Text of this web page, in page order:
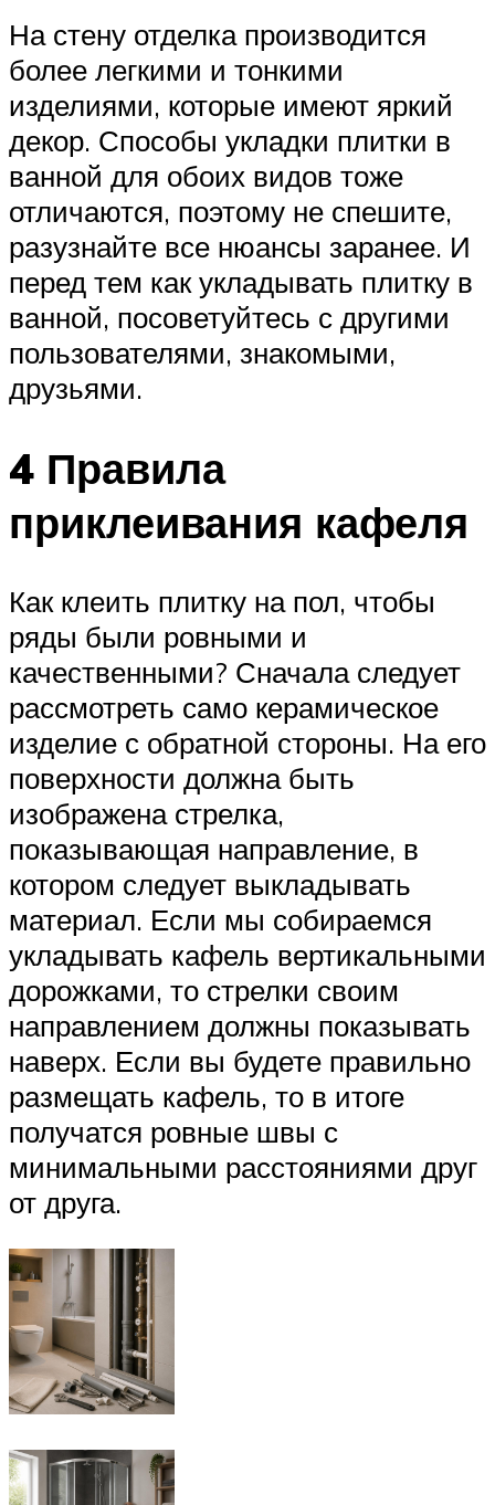
На стену отделка производится
более легкими и тонкими
изделиями, которые имеют яркий
декор. Способы укладки плитки в
ванной для обоих видов тоже
отличаются, поэтому не спешите,
разузнайте все нюансы заранее. И
перед тем как укладывать плитку в
ванной, посоветуйтесь с другими
пользователями, знакомыми,
друзьями.
4 Правила
приклеивания кафеля
Как клеить плитку на пол, чтобы
ряды были ровными и
качественными? Сначала следует
рассмотреть само керамическое
изделие с обратной стороны. На его
поверхности должна быть
изображена стрелка,
показывающая направление, в
котором следует выкладывать
материал. Если мы собираемся
укладывать кафель вертикальными
дорожками, то стрелки своим
направлением должны показывать
наверх. Если вы будете правильно
размещать кафель, то в итоге
получатся ровные швы с
минимальными расстояниями друг
от друга.